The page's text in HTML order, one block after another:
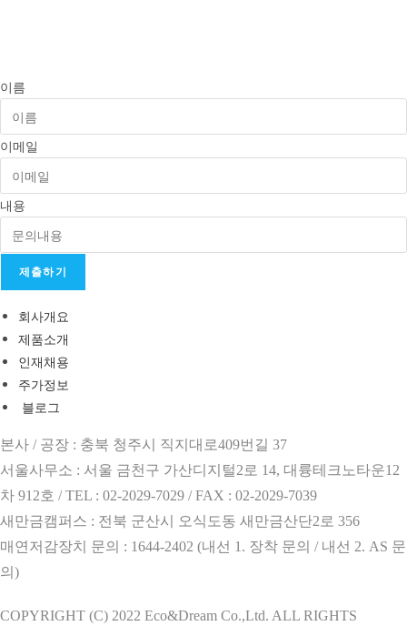
이름
이메일
내용
제출하기
회사개요
제품소개
인재채용
주가정보
블로그
본사 / 공장 : 충북 청주시 직지대로409번길 37
서울사무소 : 서울 금천구 가산디지털2로 14, 대륭테크노타운12
차 912호 / TEL : 02-2029-7029 / FAX : 02-2029-7039
새만금캠퍼스 : 전북 군산시 오식도동 새만금산단2로 356
매연저감장치 문의 : 1644-2402 (내선 1. 장착 문의 / 내선 2. AS 문
의)
COPYRIGHT (C) 2022 Eco&Dream Co.,Ltd. ALL RIGHTS